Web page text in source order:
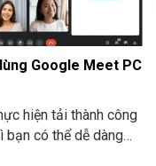
Google Meet PC
hiện tải thành công
bạn có thể dễ dàng